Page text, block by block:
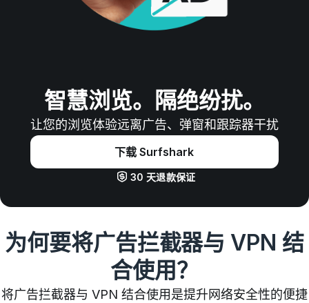
智慧浏览。隔绝纷扰。
让您的浏览体验远离广告、弹窗和跟踪器干扰
下载 Surfshark
30 天退款保证
为何要将广告拦截器与 VPN 结
合使用？
将广告拦截器与 VPN 结合使用是提升网络安全性的便捷